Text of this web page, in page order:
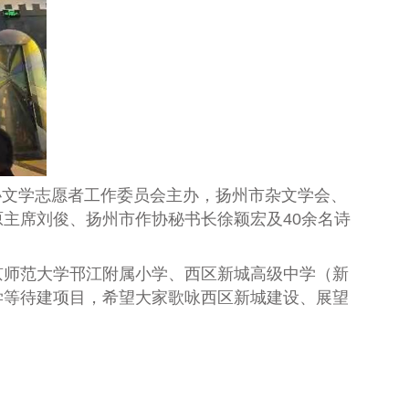
志愿者工作委员会主办，扬州市杂文学会、
席刘俊、扬州市作协秘书长徐颖宏及40余名诗
大学邗江附属小学、西区新城高级中学（新
待建项目，希望大家歌咏西区新城建设、展望